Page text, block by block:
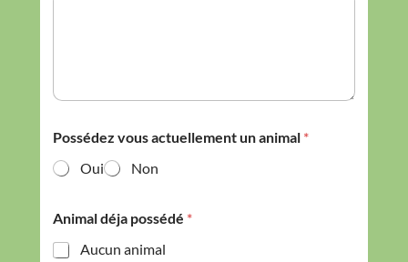
?
*
Possédez vous actuellement un animal *
Oui
Non
Animal déja possédé *
Aucun animal